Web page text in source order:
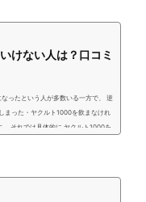
けない人は？口コミ
ったという人が多数いる一方で、 逆
まった・ヤクルト1000を飲まなけれ
それでは具体的に ヤクルト1000を